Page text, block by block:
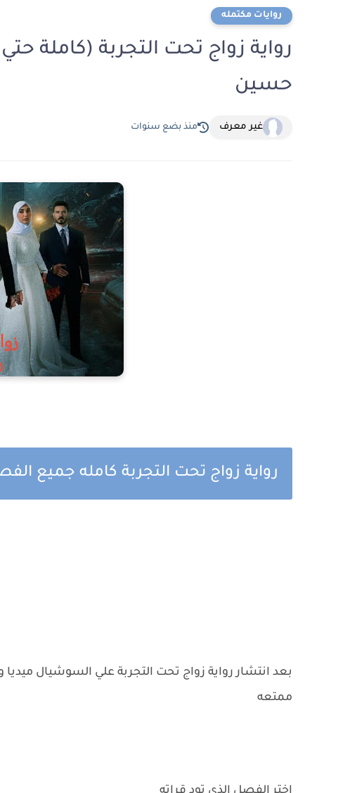
روايات مكتمله
رواية زواج تحت التجربة (كاملة
حسين
غير معرف منذ بضع سنوات
رواية زواج تحت التجربة كامله جميع
بعد انتشار رواية زواج تحت التجربة علي السوشيال
ممتعه